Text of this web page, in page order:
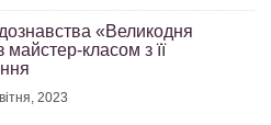
«Великодня
майстер-класом з її
2023